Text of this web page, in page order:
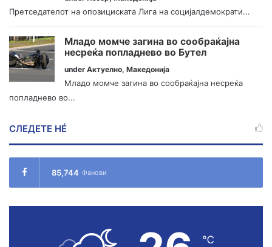
Претседателот на опозициската Лига на социјалдемократи...
Младо момче загина во сообраќајна
несреќа попладнево во Бутел
under Актуелно, Македонија
Младо момче загина во сообраќајна несреќа
попладнево во...
СЛЕДЕТЕ НÉ
85,744 Фанови
℃